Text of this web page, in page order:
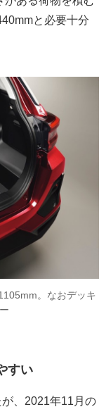
と必要十分
。なおデッキ
すい
、2021年11月の